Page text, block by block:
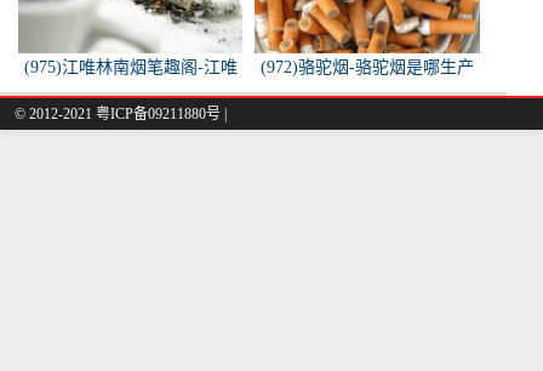
(975)江唯林南烟笔趣阁-江唯
林南烟小说叫什么名字？
(972)骆驼烟-骆驼烟是哪生产
的
© 2012-2021 粤ICP备09211880号 |